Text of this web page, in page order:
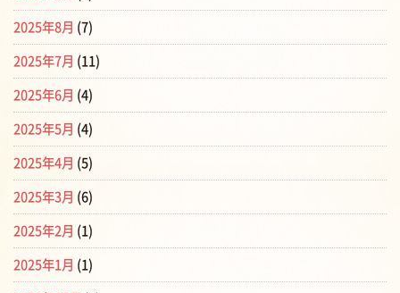
2025年8月 (7)
2025年7月 (11)
2025年6月 (4)
2025年5月 (4)
2025年4月 (5)
2025年3月 (6)
2025年2月 (1)
2025年1月 (1)